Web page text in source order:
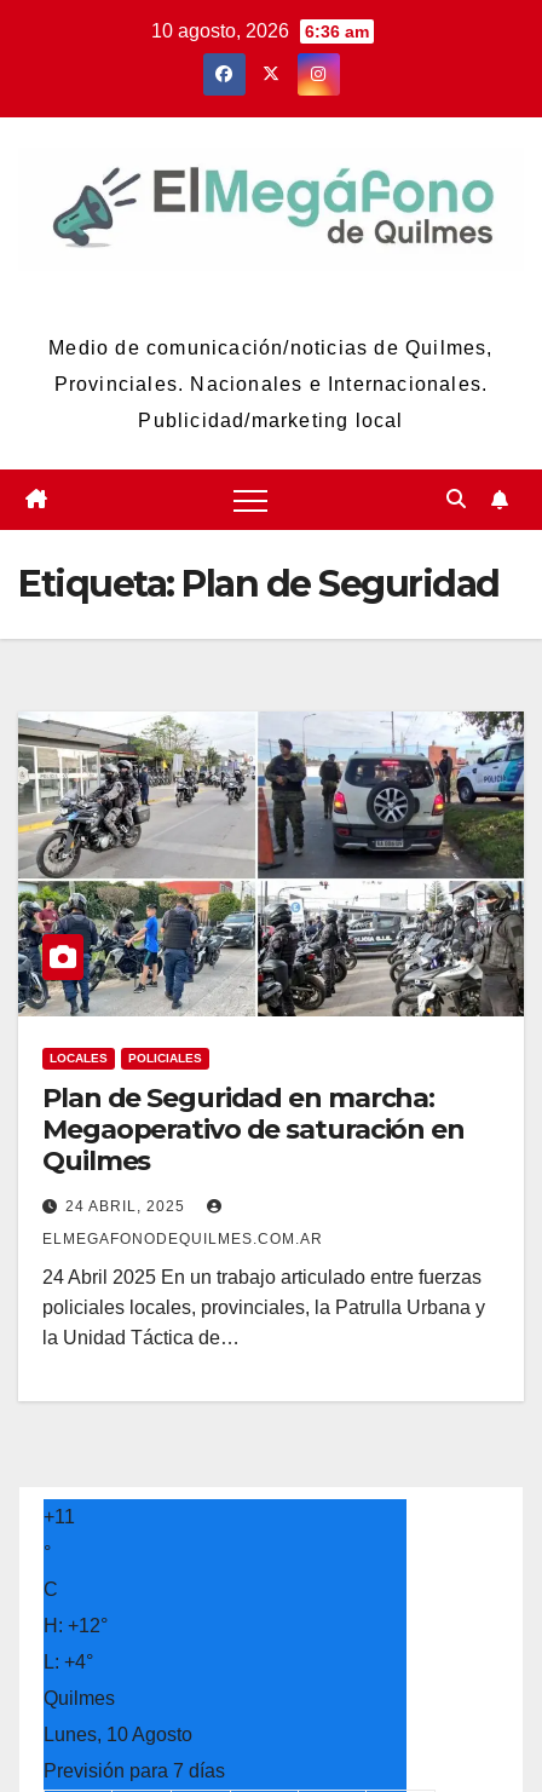
10 agosto, 2026 6:36 am
Medio de comunicación/noticias de Quilmes,
Provinciales. Nacionales e Internacionales.
Publicidad/marketing local
Etiqueta: Plan de Seguridad
LOCALES POLICIALES
Plan de Seguridad en marcha:
Megaoperativo de saturación en
Quilmes
24 ABRIL, 2025
ELMEGAFONODEQUILMES.COM.AR
24 Abril 2025 En un trabajo articulado entre fuerzas
policiales locales, provinciales, la Patrulla Urbana y
la Unidad Táctica de…
+11
°
C
H: +12°
L: +4°
Quilmes
Lunes, 10 Agosto
Previsión para 7 días